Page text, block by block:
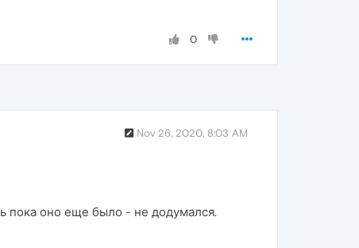
0
Nov 26, 2020, 8:03 AM
пока оно еще было - не додумался.